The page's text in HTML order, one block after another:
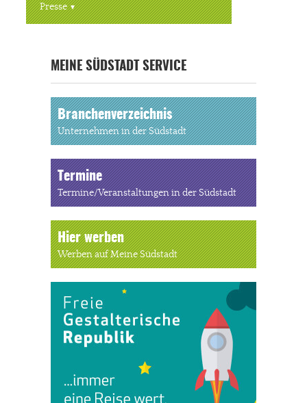
Presse
MEINE SÜDSTADT SERVICE
Branchenverzeichnis
Unternehmen in der Südstadt
Termine
Termine/Veranstaltungen in der Südstadt
Hier werben
Werben auf Meine Südstadt